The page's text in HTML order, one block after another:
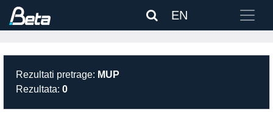
EN
Rezultati pretrage: MUP
Rezultata: 0